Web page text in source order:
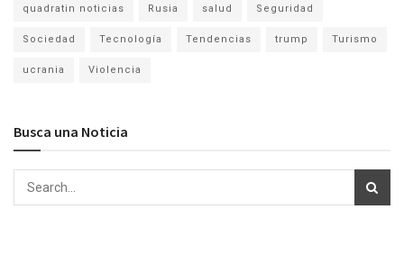
quadratin noticias Rusia salud Seguridad
Sociedad Tecnología Tendencias trump Turismo
ucrania Violencia
Busca una Noticia